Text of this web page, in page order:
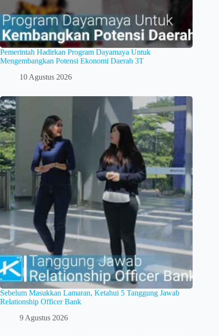
Pemerintah Hadirkan Program Dayamaya Untuk
Mengembangkan Potensi Ekonomi Daerah 3T
10 Agustus 2026
Sebelum Masukkan Lamaran, Ketahui 5 Tanggung Jawab
Relationship Officer Bank
9 Agustus 2026